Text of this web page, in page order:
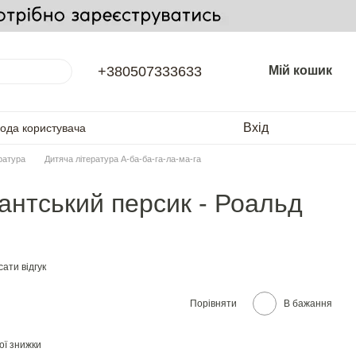
+380507333633 Мій кошик
користувача
Вхід
Дитяча література А-ба-ба-га-ла-ма-га
персик - Роальд
відгук
Порівняти В бажання
знижки